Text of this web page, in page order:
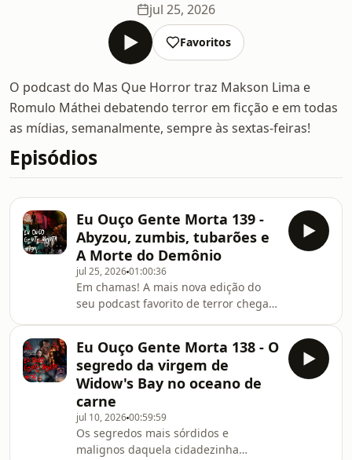
jul 25, 2026
Favoritos
O podcast do Mas Que Horror traz Makson Lima e
Romulo Máthei debatendo terror em ficção e em todas
as mídias, semanalmente, sempre às sextas-feiras!
Episódios
Eu Ouço Gente Morta 139 -
Abyzou, zumbis, tubarões e
A Morte do Demônio
jul 25, 202601:00:36
Em chamas! A mais nova edição do
seu podcast favorito de terror chega
subliminares de remetentes
anônimos. Ataque animal, mortos-
vivos, deadites purulentos, desktop
amaldiçoado, insanidade
lovecraftiana e aquele tanto de jogo
indie, tão esquisitos quanto
maravilhosos.
Eu Ouço Gente Morta 138 - O
segredo da virgem de
Widow's Bay no oceano de
carne
jul 10, 202600:59:59
Os segredos mais sórdidos e
malignos daquela cidadezinha